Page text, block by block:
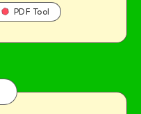
PDF Tool